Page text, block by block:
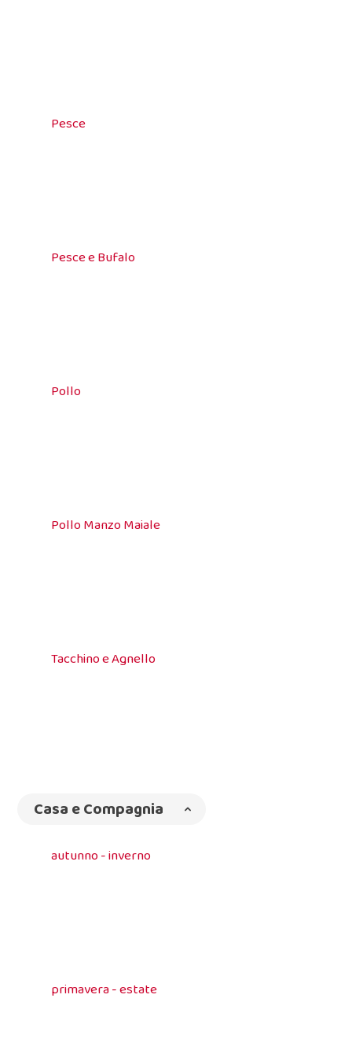
Pesce
Pesce e Bufalo
Pollo
Pollo Manzo Maiale
Tacchino e Agnello
Casa e Compagnia
autunno - inverno
primavera - estate